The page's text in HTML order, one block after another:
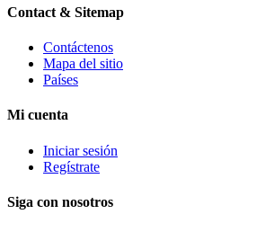
Contact & Sitemap
Contáctenos
Mapa del sitio
Países
Mi cuenta
Iniciar sesión
Regístrate
Siga con nosotros